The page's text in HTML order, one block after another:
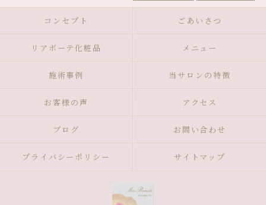
コンセプト ごあいさつ
リアボーテ化粧品 メニュー
施術事例 当サロンの特徴
お客様の声 アクセス
ブログ お問い合わせ
プライバシーポリシー サイトマップ